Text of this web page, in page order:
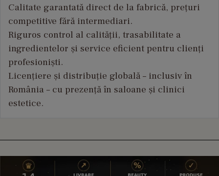
Calitate garantată direct de la fabrică, prețuri
competitive fără intermediari.
Riguros control al calității, trasabilitate a
ingredientelor și service eficient pentru clienți
profesioniști.
Licențiere și distribuție globală – inclusiv în
România – cu prezență în saloane și clinici
estetice.